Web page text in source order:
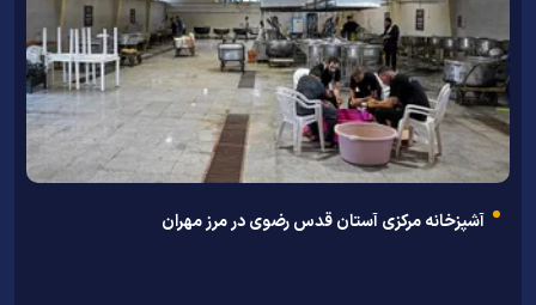
آشپزخانه مرکزی آستان قدس رضوی در مرز مهران